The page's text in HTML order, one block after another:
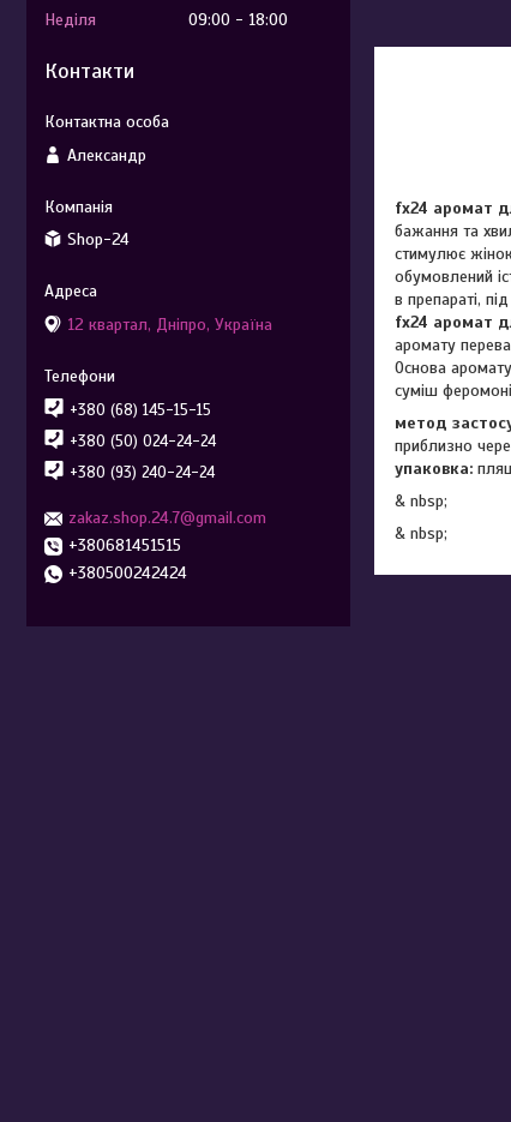
fx24 аромат
бажання та
стимулює
обумовлений
в препараті,
fx24 аромат
аромату
Основа
суміш
метод
приблизно
упаковка:
& nbsp;
& nbsp;
Неділя
09:00 18:00
Контакти
Александр
Shop-24
12 квартал, Дніпро, Україна
+380 (68) 145-15-15
+380 (50) 024-24-24
+380 (93) 240-24-24
zakaz.shop.24.7@gmail.com
+380681451515
+380500242424